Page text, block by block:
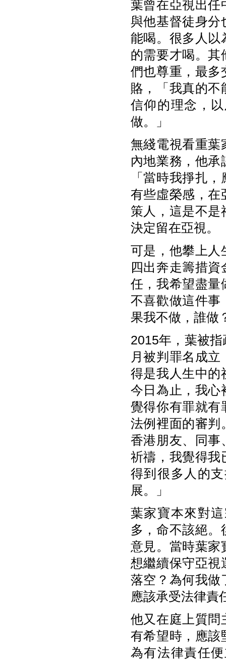
葉曾在亞視出任
與他基督徒身分
能喝。很多人以
的需要才喝。其
們也尊重，最多
賂，「我真的不
信仰的理念，
做。」
無綫電視看重葉
內地業務，他
「當時我掙扎
有些虛榮感，在
策人，這是不是
決定留在亞視。
可是，他攀上人
四出奔走籌措
任，我希望盡量
不喜歡做這件事
果我不做，誰做
2015年，葉被
月被判罪名成
得是我人生中的
今日為止，我心
覺得你有罪就有
法例裡面的審判
香港朋友、同事
祈禱，我覺得我
得到很多人的
展。」
葉家寶本來對
多，命不該絕
意見。當時葉家
想繼續保守亞視
落空？為何我做
應該承受法律責
他又在庭上質問
有希望時，應該
為有法律責任